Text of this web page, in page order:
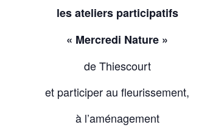
les ateliers participatifs
« Mercredi Nature »
de Thiescourt
et participer au fleurissement,
à l’aménagement